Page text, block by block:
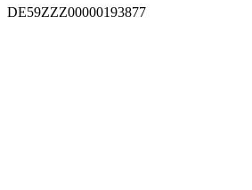
DE59ZZZ00000193877